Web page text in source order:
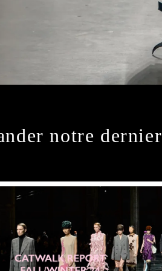
notre dernier